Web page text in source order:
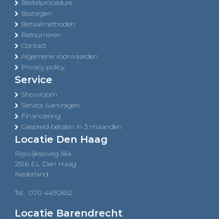
Bestelprocedure
Bezorgen
Betaalmethoden
Retourneren
Contact
Algemene voorwaarden
Privacy policy
Service
Showroom
Service Aanvragen
Financiering
Gespreid betalen in 3 maanden
Locatie Den Haag
Rijswijkseweg 184
2516 EL Den Haag
Nederland
Tel: 070 4492852
Locatie Barendrecht